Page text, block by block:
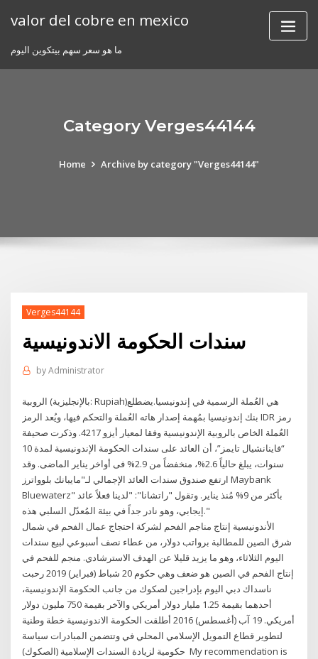
valor del cobre en mexico
ما هو سعر سهم بيتكوين اليوم
Category Verges44144
Home Archive by category "Verges44144"
Verges44144
سندات الحكومة الاندونيسية
byAdministrator
الروبية (بالإنجليزية: Rupiah)‏ هي العُملة الرسمية في إندونيسيا.يضطلع
بنك إندونيسيا بمُهمة إصدار هاته العُملة والتحكم فيها، ويُعد الرمز IDR رمز
العُملة الخاص بالروبية الإندونيسية وفقا لمعيار أيزو 4217. وذكرت صحيفة
“فاينانشيال تايمز”، أن العائد على سندات الحكومة الإندونيسية لمدة 10
سنوات، يبلغ حالياً 2.6%، منخفضاً من 2.9% فى أواخر يناير الماضى. وقد
ارتفع صندوق سندات العائد الإجمالي لـ"مايبانك بلوواترز Maybank
Bluewaterz" بأكثر من 9% مُنذ يناير. وتقول "راتشانا": "لدينا فعلاً عائد
إيجابي، وهو نادر جداً في بيئة المُعدّل السلبي هذه."
الأندونيسية إنتاج مناجم الفحم لشركة احتجاج عمال الفحم في شمال
شرق الصين للمطالبة برواتب دولار، من عطاء نصف أسبوعي لبيع سندات
اليوم الثلاثاء، وهو ما يزيد قليلا عن الهدف الاسترشادي. منجم للفحم في
إنتاج الفحم في الصين هو ضعف وهي حكوم 20 شباط (فبراير) 2019 رحبت
ناسداك دبي اليوم بإدراجين لصكوك من جانب الحكومة الإندونيسية،
أحدهما بقيمة 1.25 مليار دولار أمريكي والآخر بقيمة 750 مليون دولار
أمريكي. 19 آب (أغسطس) 2016 أطلقت الحكومة الاندونيسية خطة وطنية
لتطوير قطاع التمويل الإسلامي المحلي في وتتضمن المبادرات سياسة
حكومية لزيادة السندات الإسلامية (الصكوك) My recommendation is